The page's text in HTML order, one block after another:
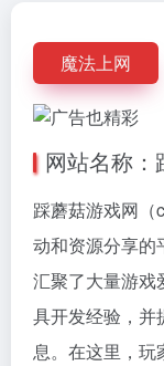
魔法上网
网站名称：
踩蘑菇游戏网（
动和资源分享的
汇聚了大量游戏
具开发经验，并
息。在这里，玩